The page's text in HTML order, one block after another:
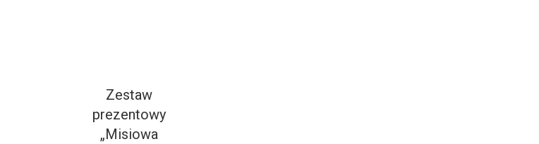
Zestaw
prezentowy
„Misiowa